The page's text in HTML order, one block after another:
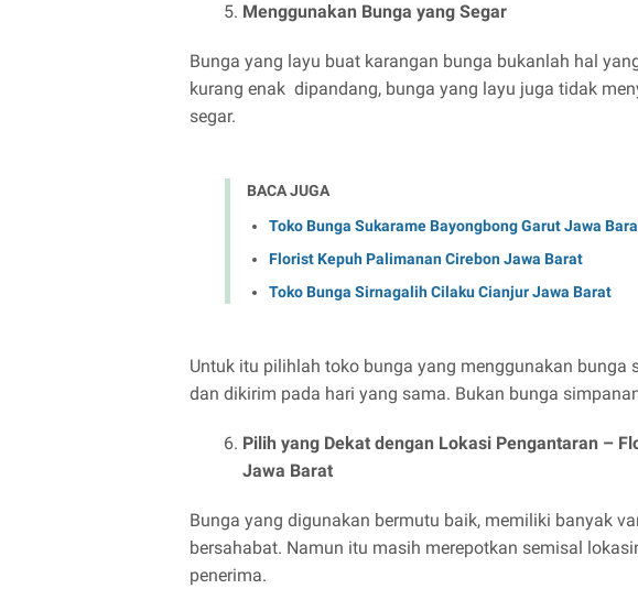
Menggunakan Bunga yang Segar
Bunga yang layu buat karangan bunga bukanlah hal
kurang enak dipandang, bunga yang layu juga tidak
segar.
BACA JUGA
Toko Bunga Sukarame Bayongbong Garut Jawa
Florist Kepuh Palimanan Cirebon Jawa Barat
Toko Bunga Sirnagalih Cilaku Cianjur Jawa Barat
Untuk itu pilihlah toko bunga yang menggunakan bunga
dan dikirim pada hari yang sama. Bukan bunga
Pilih yang Dekat dengan Lokasi Pengantaran –
Jawa Barat
Bunga yang digunakan bermutu baik, memiliki banyak
bersahabat. Namun itu masih merepotkan semisal
penerima.